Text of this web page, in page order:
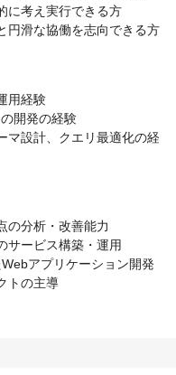
に考え実行できる方
円滑な協働を志向できる方
用経験
開発の経験
マ設計、クエリ最適化の経
の分析・改善能力
サービス構築・運用
アプリケーション開発
トの主導